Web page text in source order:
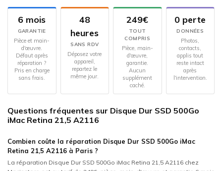
6 mois
GARANTIE
Pièce et main-
d'œuvre.
Défaut après
réparation ?
Pris en charge
sans frais.
48
heures
SANS RDV
Déposez votre
appareil,
repartez le
même jour.
249€
TOUT
COMPRIS
Pièce, main-
d'œuvre,
garantie.
Aucun
supplément
caché.
0 perte
DONNÉES
Photos,
contacts,
applis tout
reste intact
après
l'intervention.
Questions fréquentes sur Disque Dur SSD 500Go
iMac Retina 21,5 A2116
Combien coûte la réparation Disque Dur SSD 500Go iMac
Retina 21,5 A2116 à Paris ?
La réparation Disque Dur SSD 500Go iMac Retina 21,5 A2116 chez